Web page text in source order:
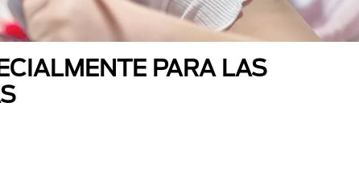
PARA LAS